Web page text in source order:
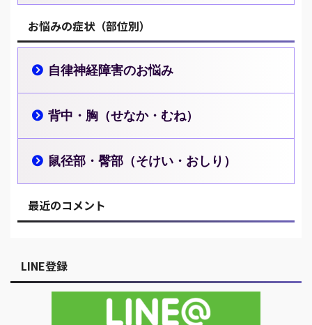
お悩みの症状（部位別）
自律神経障害のお悩み
背中・胸（せなか・むね）
鼠径部・臀部（そけい・おしり）
最近のコメント
LINE登録